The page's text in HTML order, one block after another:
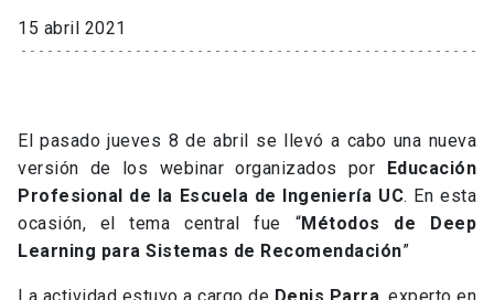
15 abril 2021
El pasado jueves 8 de abril se llevó a cabo una nueva
versión de los webinar organizados por Educación
Profesional de la Escuela de Ingeniería UC. En esta
ocasión, el tema central fue “Métodos de Deep
Learning para Sistemas de Recomendación”